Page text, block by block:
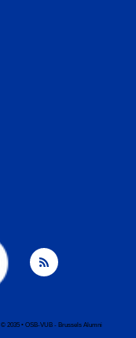
© 2035 • OSB-VUB - Brussels Alumni